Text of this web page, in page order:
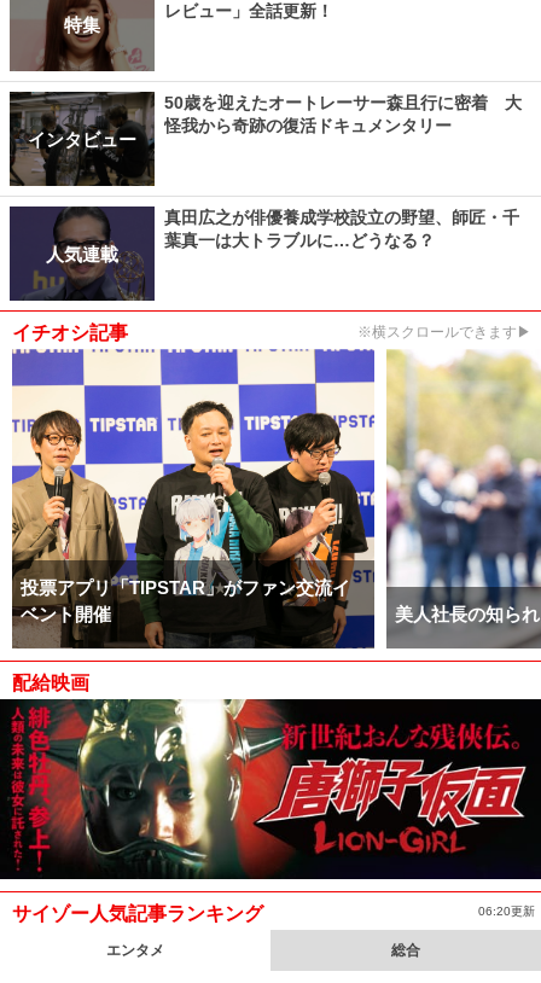
特集
レビュー」全話更新！
インタビュー
50歳を迎えたオートレーサー森且行に密着 大
怪我から奇跡の復活ドキュメンタリー
人気連載
真田広之が俳優養成学校設立の野望、師匠・千
葉真一は大トラブルに…どうなる？
イチオシ記事 ※横スクロールできます▶
投票アプリ「TIPSTAR」がファン交流イ
ベント開催
美人社長の知ら
配給映画
サイゾー人気記事ランキング 06:20更新
エンタメ 総合